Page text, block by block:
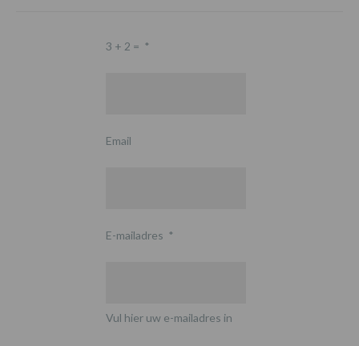
3 + 2 = *
Email
E-mailadres *
Vul hier uw e-mailadres in